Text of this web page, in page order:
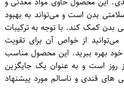
بدن است و می‌تواند به بهبود
بدن کمک کند. با توجه به ترکیبات
از خواص آن برای تقویت
خود بهره ببرید. این محصول مناسب
روز است و به عنوان یک جایگزین
های قندی و ناسالم مورد پیشنهاد